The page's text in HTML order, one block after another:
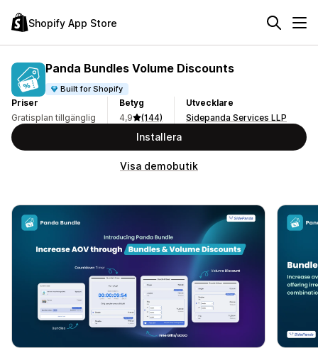
Shopify App Store
Panda Bundles Volume Discounts
Built for Shopify
Priser
Gratisplan tillgänglig
Betyg
4,9
(144)
Utvecklare
Sidepanda Services LLP
Installera
Visa demobutik